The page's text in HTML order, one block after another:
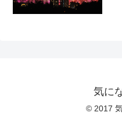
気に
© 2017